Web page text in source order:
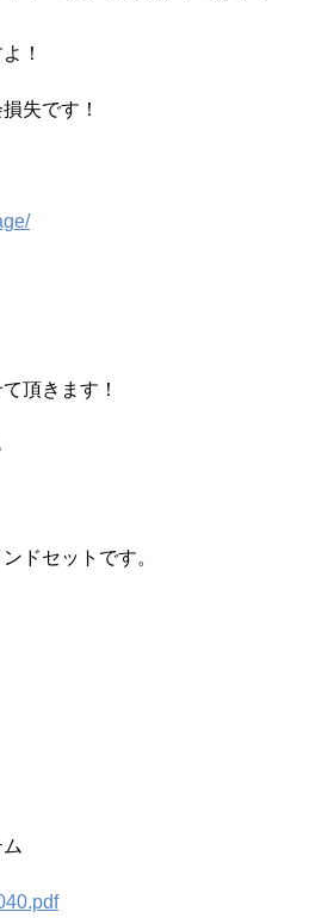
！
失です！
頂きます！
ドセットです。